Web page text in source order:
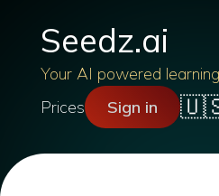
Seedz.ai
Your AI powered
Prices
Sign in